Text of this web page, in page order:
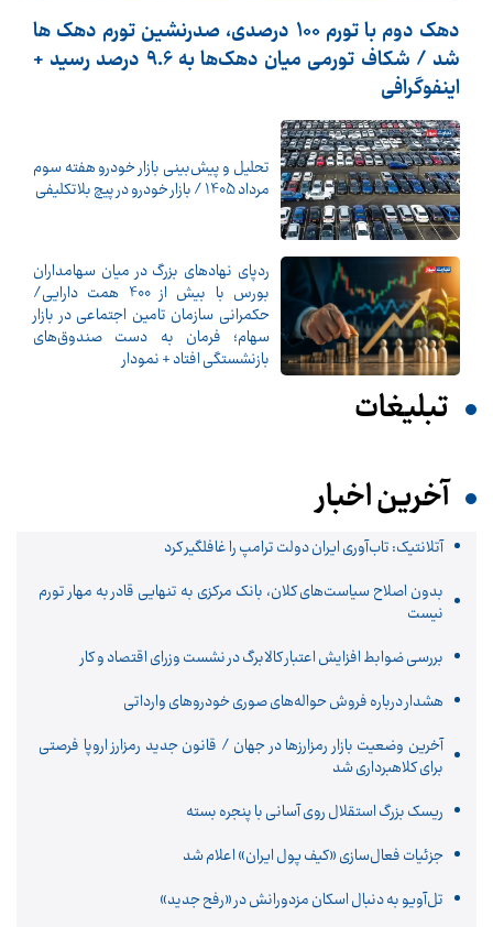
دهک دوم با تورم 100 درصدی، صدرنشین تورم دهک ها
شد / شکاف تورمی میان دهک‌ها به 9.6 درصد رسید +
اینفوگرافی
تحلیل و پیش‌بینی بازار خودرو هفته سوم
مرداد 1405 / بازار خودرو در پیچ بلاتکلیفی
ردپای نهادهای بزرگ در میان سهامداران
بورس با بیش از 400 همت دارایی/
حکمرانی سازمان تامین اجتماعی در بازار
سهام؛ فرمان به دست صندوق‌های
بازنشستگی افتاد + نمودار
تبلیغات
آخرین اخبار
آتلانتیک: تاب‌آوری ایران دولت ترامپ را غافلگیر کرد
بدون اصلاح سیاست‌های کلان، بانک مرکزی به تنهایی قادر به مهار تورم
نیست
بررسی ضوابط افزایش اعتبار کالابرگ در نشست وزرای اقتصاد و کار
هشدار درباره فروش حواله‌های صوری خودروهای وارداتی
آخرین وضعیت بازار رمزارزها در جهان / قانون جدید رمزارز اروپا فرصتی
برای کلاهبرداری شد
ریسک بزرگ استقلال روی آسانی با پنجره بسته
جزئیات فعال‌سازی «کیف پول ایران» اعلام شد
تل‌آویو به دنبال اسکان مزدورانش در «رفح جدید»